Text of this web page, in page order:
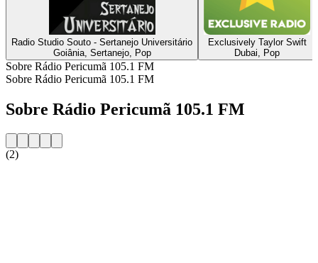
Radio Studio Souto - Sertanejo Universitário
Goiânia, Sertanejo, Pop
Exclusively Taylor Swift
Dubai, Pop
Sobre Rádio Pericumã 105.1 FM
Sobre Rádio Pericumã 105.1 FM
Sobre Rádio Pericumã 105.1 FM
(2)